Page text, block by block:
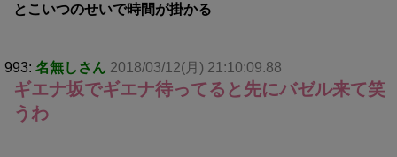
とこいつのせいで時間が掛かる
993: 名無しさん 2018/03/12(月) 21:10:09.88
ギエナ坂でギエナ待ってると先にバゼル来て笑
うわ